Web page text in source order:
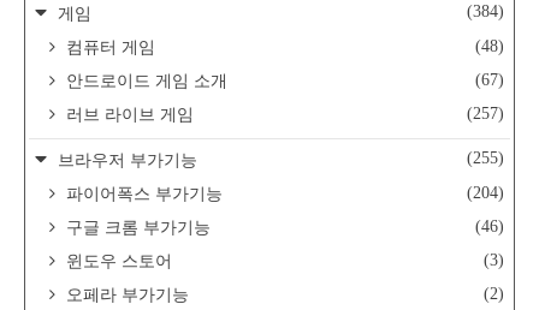
게임
(384)
컴퓨터 게임
(48)
안드로이드 게임 소개
(67)
러브 라이브 게임
(257)
브라우저 부가기능
(255)
파이어폭스 부가기능
(204)
구글 크롬 부가기능
(46)
윈도우 스토어
(3)
오페라 부가기능
(2)